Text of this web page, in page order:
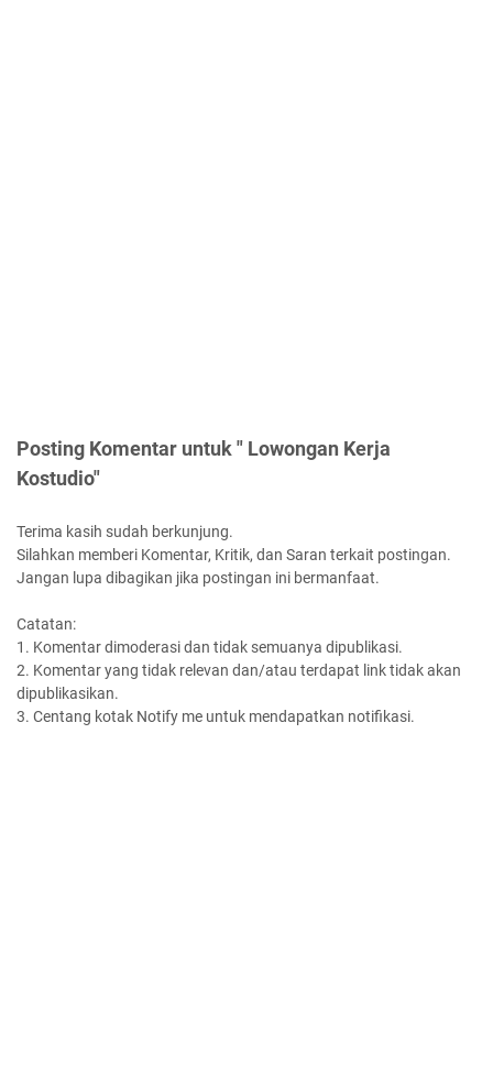
Posting Komentar untuk " Lowongan Kerja
Kostudio"
Terima kasih sudah berkunjung.
Silahkan memberi Komentar, Kritik, dan Saran terkait postingan.
Jangan lupa dibagikan jika postingan ini bermanfaat.
Catatan:
1. Komentar dimoderasi dan tidak semuanya dipublikasi.
2. Komentar yang tidak relevan dan/atau terdapat link tidak akan
dipublikasikan.
3. Centang kotak Notify me untuk mendapatkan notifikasi.